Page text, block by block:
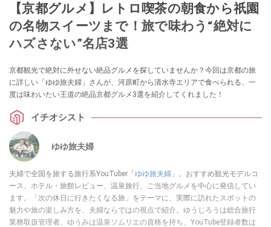
【京都グルメ】レトロ喫茶の朝食から祇園
の名物スイーツまで！旅で味わう“絶対に
ハズさない”名店3選
京都観光で絶対に外せない絶品グルメを探していませんか？今回は京都の旅
に詳しい「ゆゆ旅夫婦」さんが、河原町から清水寺エリアで食べられる、一
度は味わいたい王道の絶品京都グルメ3選を紹介してくれました！
イチオシスト
ゆゆ旅夫婦
夫婦で全国を旅する旅行系YouTuber「 ゆゆ旅夫婦 」。おすすめ観光モデルコ
ース、ホテル・旅館レビュー、温泉旅行、ご当地グルメを中心に発信してい
ます。「次の休日に行きたくなる旅」をテーマに、実際に訪れたスポットの
魅力や旅の楽しみ方を、夫婦ならではの視点で紹介。ゆうじろうは総合旅行
業務取扱管理者、ゆうみは温泉ソムリエの資格を持ち、YouTube登録者数は